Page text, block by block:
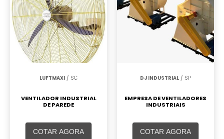
LUFTMAXI / SC
VENTILADOR INDUSTRIAL
DE PAREDE
COTAR AGORA
DJ INDUSTRIAL / SP
EMPRESA DE VENTILADORES
INDUSTRIAIS
COTAR AGORA